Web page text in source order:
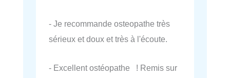
- Je recommande osteopathe très
sérieux et doux et très à l'écoute.
- Excellent ostéopathe ! Remis sur